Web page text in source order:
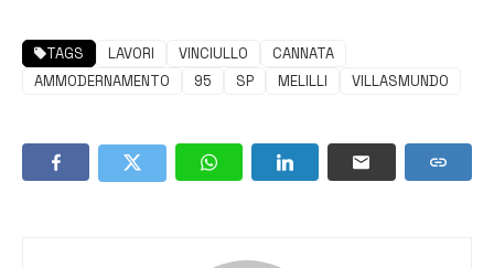
TAGS LAVORI VINCIULLO
CANNATA
AMMODERNAMENTO
95 SP MELILLI VILLASMUNDO